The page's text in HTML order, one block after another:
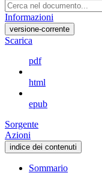
Informazioni
versione-corrente
Scarica
pdf
html
epub
Sorgente
Azioni
indice dei contenuti
Sommario